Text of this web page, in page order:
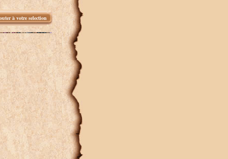
à votre selection